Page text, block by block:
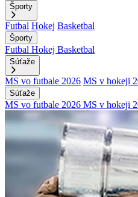
Športy
Futbal Hokej Basketbal
Športy
Futbal Hokej Basketbal
Súťaže
MS vo futbale 2026 MS v hokeji
Súťaže
MS vo futbale 2026 MS v hokeji